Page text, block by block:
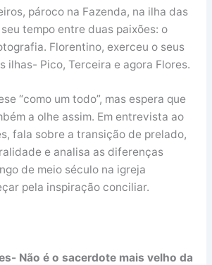
pároco na Fazenda, na ilha das
tempo entre duas paixões: o
Florentino, exerceu o seus
ilhas- Pico, Terceira e agora Flores.
“como um todo”, mas espera que
a olhe assim. Em entrevista ao
fala sobre a transição de prelado,
e analisa as diferenças
de meio século na igreja
pela inspiração conciliar.
Não é o sacerdote mais velho da